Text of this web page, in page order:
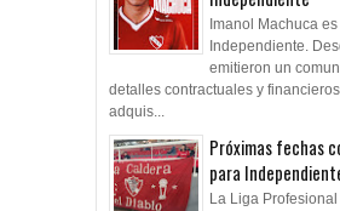
Imanol Machuca
Independiente.
emitieron un
detalles contractuales y
adquis...
Próximas fechas
para
La Liga